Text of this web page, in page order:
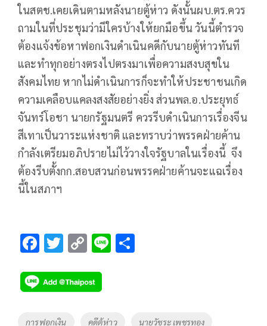
ในสตช.เคยเดินตามหลังนายตู้ห่าว ดังนั้นผบ.ตร.ควร
ถามในที่ประชุมว่ามีใครบ้างให้ยกมือขึ้น วันนี้ตำรวจ
ต้องแจ้งข้อหาฟอกเงินดำเนินคดีกับนายตู้ห่าวทันที
และทำทุกอย่างตรงไปตรงมาเพื่อความสงบสุขใน
สังคมไทย หากไม่ดำเนินการก็จะทำให้ประชาชนเกิด
ความเคลือบแคลงสงสัยอย่างยิ่ง ส่วนพล.อ.ประยุทธ์
จันทร์โอชา นายกรัฐมนตรี ควรรีบดำเนินการเรื่องจีน
สีเทาเป็นวาระแห่งชาติ และทราบว่าพรรคฝ่ายค้าน
กำลังเตรียมอภิปรายไม่ไว้วางใจรัฐบาลในเรื่องนี้ จึง
ต้องรีบตั้งกก.สอบสวนก่อนพรรคฝ่ายค้านจะแฉเรื่อง
นี้ในสภาฯ
F
e
b
o
T
tt
er
C
p
y
Li
Li
Tags
การฟอกเงิน คดีตู้ห่าว นายวัชระ เพชรทอง